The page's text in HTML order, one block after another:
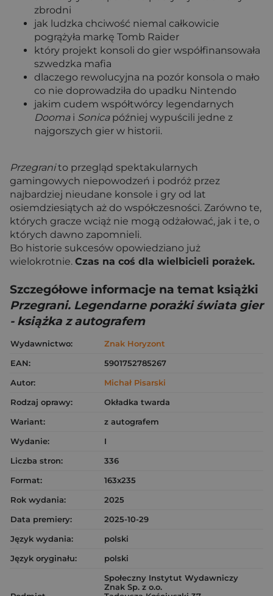
zbrodni
jak ludzka chciwość niemal całkowicie
pogrążyła markę Tomb Raider
który projekt konsoli do gier współfinansowała
szwedzka mafia
dlaczego rewolucyjna na pozór konsola o mało
co nie doprowadziła do upadku Nintendo
jakim cudem współtwórcy legendarnych
Doomai Sonicapóźniej wypuścili jedne z
najgorszych gier w historii.
Przegranito przegląd spektakularnych
gamingowych niepowodzeń i podróż przez
najbardziej nieudane konsole i gry od lat
osiemdziesiątych aż do współczesności. Zarówno te,
których gracze wciąż nie mogą odżałować, jak i te, o
których dawno zapomnieli.
Bo historie sukcesów opowiedziano już
wielokrotnie. Czas na coś dla wielbicieli porażek.
Szczegółowe informacje na temat książki
Przegrani. Legendarne porażki świata gier
- książka z autografem
Wydawnictwo:
Znak Horyzont
EAN:
5901752785267
Autor:
Michał Pisarski
Rodzaj oprawy:
Okładka twarda
Wariant:
z autografem
Wydanie:
I
Liczba stron:
336
Format:
163x235
Rok wydania:
2025
Data premiery:
2025-10-29
Język wydania:
polski
Język oryginału:
polski
Społeczny Instytut Wydawniczy
Znak Sp. z o.o.